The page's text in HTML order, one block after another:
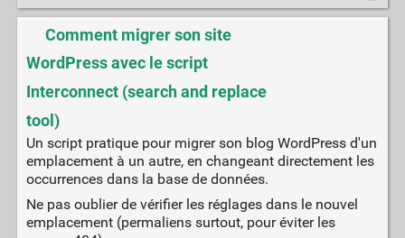
Comment migrer son site
WordPress avec le script
Interconnect (search and replace
tool)
Un script pratique pour migrer son blog WordPress d'un
emplacement à un autre, en changeant directement les
occurrences dans la base de données.
Ne pas oublier de vérifier les réglages dans le nouvel
emplacement (permaliens surtout, pour éviter les